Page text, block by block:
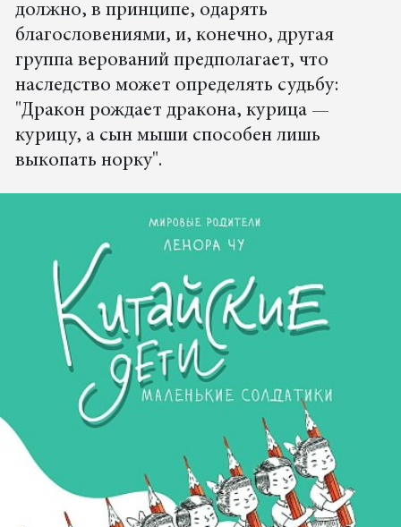
должно, в принципе, одарять
благословениями, и, конечно, другая
группа верований предполагает, что
наследство может определять судьбу:
"Дракон рождает дракона, курица —
курицу, а сын мыши способен лишь
выкопать норку".